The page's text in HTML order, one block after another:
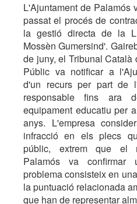
L'Ajuntament de Palamós
passat el procés de
la gestió directa de la
Mossèn Gumersind'.
de juny, el Tribunal Català
Públic va notificar a
d'un recurs per part de
responsable fins ara
equipament educatiu per
anys. L'empresa
infracció en els plecs
públic, extrem que el
Palamós va
problema consisteix en
la puntuació relacionada
que han de representar